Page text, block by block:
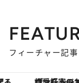
フィーチャー記事